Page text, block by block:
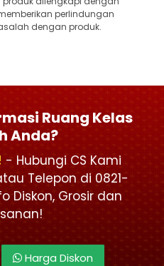
perlindungan
dengan produk.
Ruang Kelas
Anda?
- Hubungi CS Kami
Telepon di 0821-
Diskon, Grosir dan
Harga Diskon